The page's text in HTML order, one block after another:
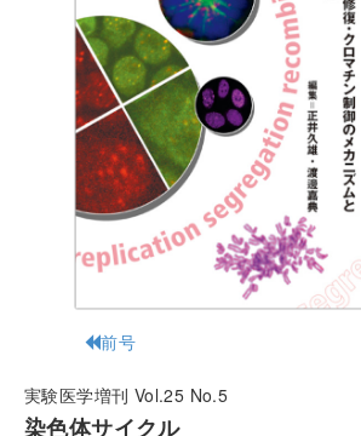
前号
実験医学増刊 Vol.25 No.5
染色体サイクル